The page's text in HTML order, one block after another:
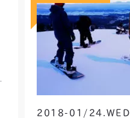
2018-01/24.WED